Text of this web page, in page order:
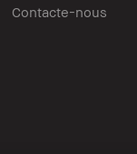
Contacte-nous